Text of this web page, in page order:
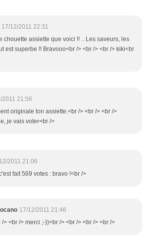
17/12/2011 22:31
chouette assiette que voici !! .. Les saveurs, les
est superbe !! Bravooo<br /> <br /> <br /> kiki<br
2011 21:56
originale ton assiette.<br /> <br /> <br />
je vais voter<br />
2011 21:06
fait 569 votes : bravo !<br />
17/12/2011 21:46
/> <br /> merci ;-))<br /> <br /> <br /> <br />